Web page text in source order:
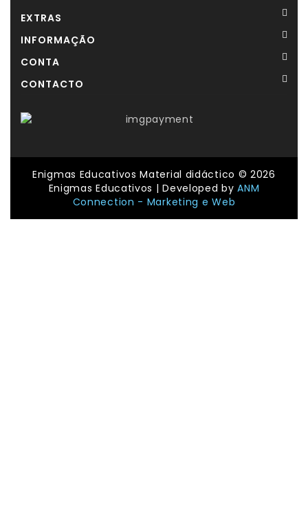
EXTRAS
INFORMAÇÃO
CONTA
CONTACTO
Enigmas Educativos Material didáctico © 2026
Enigmas Educativos | Developed byANM
Connection - Marketing e Web